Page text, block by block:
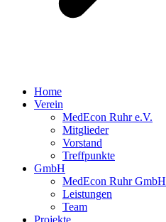
Home
Verein
MedEcon Ruhr e.V.
Mitglieder
Vorstand
Treffpunkte
GmbH
MedEcon Ruhr GmbH
Leistungen
Team
Projekte